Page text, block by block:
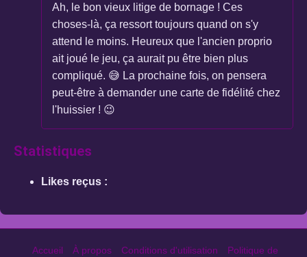
Ah, le bon vieux litige de bornage ! Ces
choses-là, ça ressort toujours quand on s'y
attend le moins. Heureux que l'ancien proprio
ait joué le jeu, ça aurait pu être bien plus
compliqué. 😅 La prochaine fois, on pensera
peut-être à demander une carte de fidélité chez
l'huissier ! 😉
Statistiques
Likes reçus :
Accueil À propos Conditions d'utilisation
Politique de